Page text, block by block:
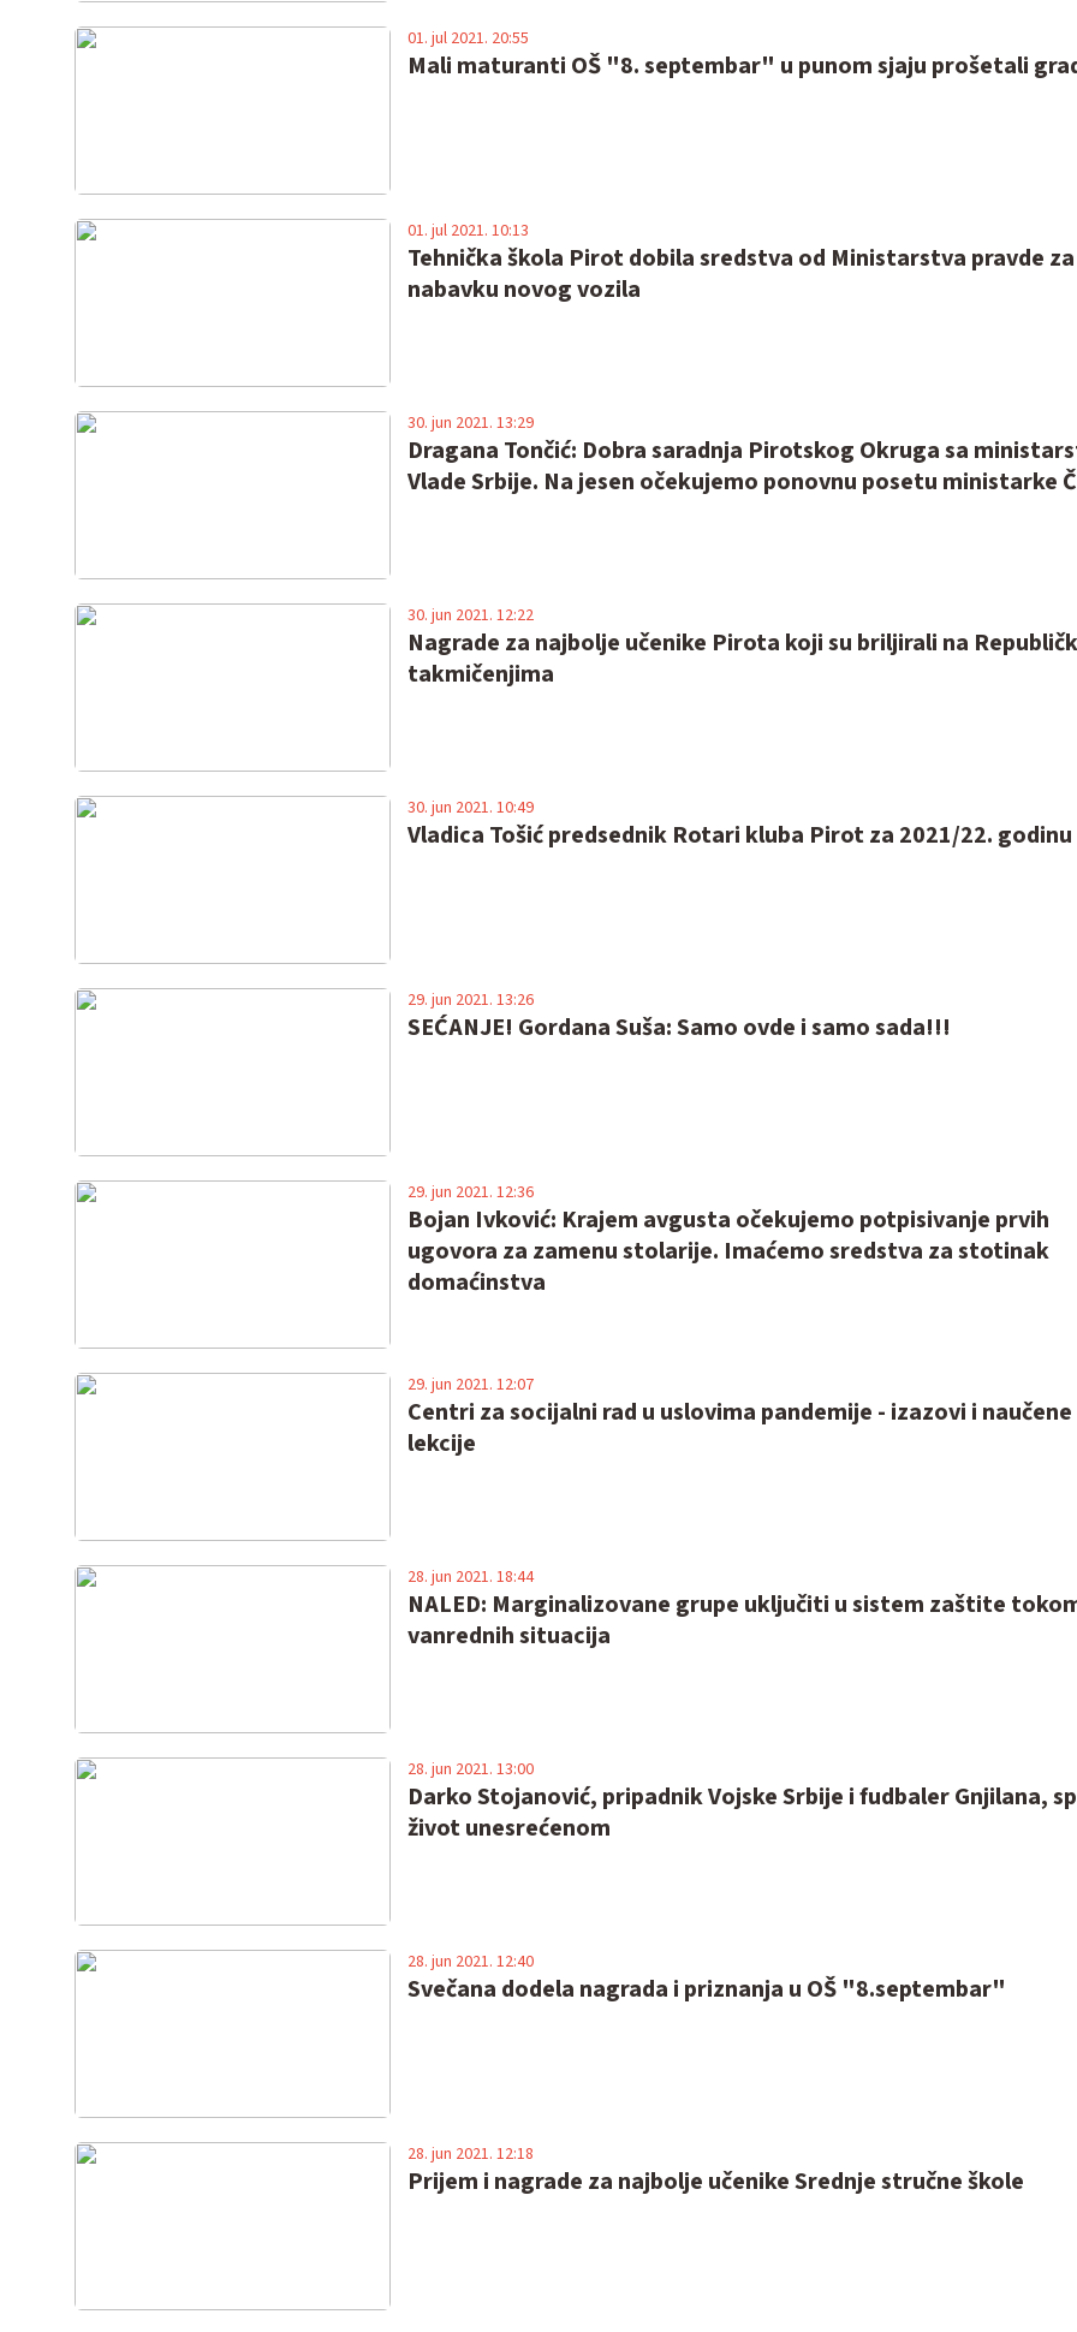
Mali maturanti OŠ "8. septembar" u punom sjaju prošetali
01. jul 2021. 20:55
Tehnička škola Pirot dobila sredstva od Ministarstva pravde za
nabavku novog vozila
01. jul 2021. 10:13
Dragana Tončić: Dobra saradnja Pirotskog Okruga sa
Vlade Srbije. Na jesen očekujemo ponovnu posetu ministarke
30. jun 2021. 13:29
Nagrade za najbolje učenike Pirota koji su briljirali na
takmičenjima
30. jun 2021. 12:22
Vladica Tošić predsednik Rotari kluba Pirot za 2021/22. godinu
30. jun 2021. 10:49
SEĆANJE! Gordana Suša: Samo ovde i samo sada!!!
29. jun 2021. 13:26
Bojan Ivković: Krajem avgusta očekujemo potpisivanje prvih
ugovora za zamenu stolarije. Imaćemo sredstva za stotinak
domaćinstva
29. jun 2021. 12:36
Centri za socijalni rad u uslovima pandemije - izazovi i naučene
lekcije
29. jun 2021. 12:07
NALED: Marginalizovane grupe uključiti u sistem zaštite
vanrednih situacija
28. jun 2021. 18:44
Darko Stojanović, pripadnik Vojske Srbije i fudbaler Gnjilana,
život unesrećenom
28. jun 2021. 13:00
Svečana dodela nagrada i priznanja u OŠ "8.septembar"
28. jun 2021. 12:40
Prijem i nagrade za najbolje učenike Srednje stručne škole
28. jun 2021. 12:18